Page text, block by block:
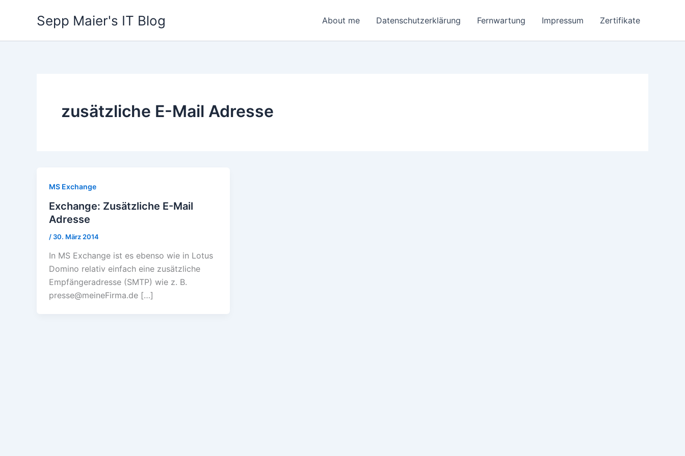
Sepp Maier's IT Blog About me Datenschutzerklärung Fernwartung Impressum Zertifikate
zusätzliche E-Mail Adresse
MS Exchange
Exchange: Zusätzliche E-Mail
Adresse
/ 30. März 2014
In MS Exchange ist es ebenso wie in Lotus
Domino relativ einfach eine zusätzliche
Empfängeradresse (SMTP) wie z. B.
presse@meineFirma.de […]